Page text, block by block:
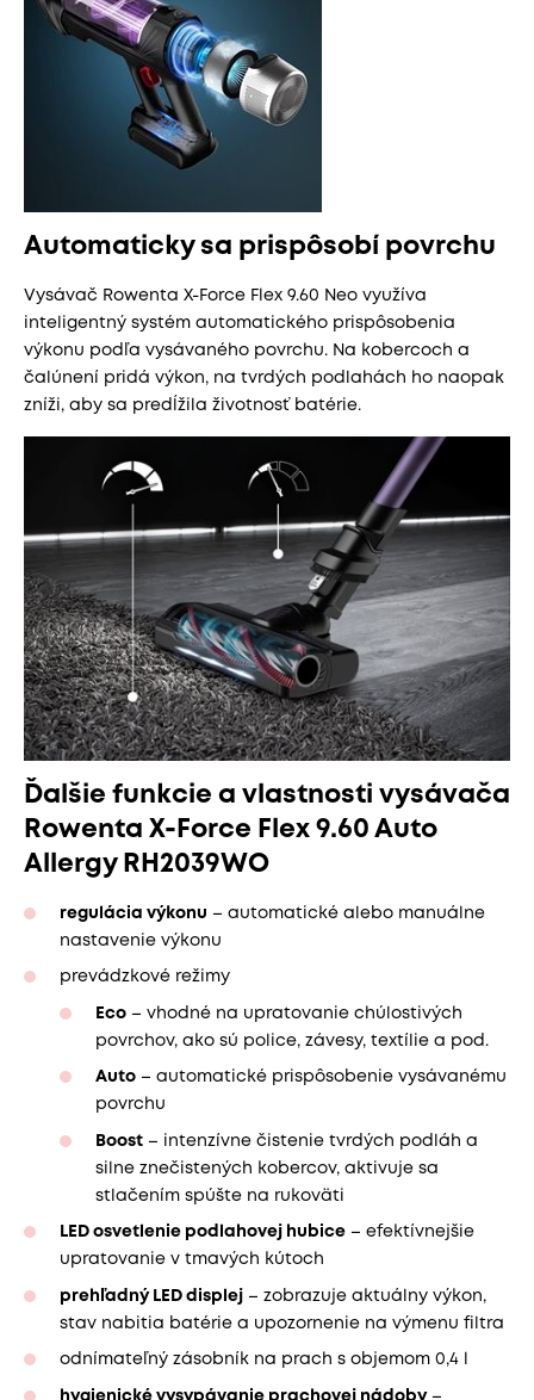
Automaticky sa prispôsobí povrchu
Vysávač Rowenta X-Force Flex 9.60 Neo využíva
inteligentný systém automatického prispôsobenia
výkonu podľa vysávaného povrchu. Na kobercoch a
čalúnení pridá výkon, na tvrdých podlahách ho naopak
zníži, aby sa predĺžila životnosť batérie.
Ďalšie funkcie a vlastnosti vysávača
Rowenta X-Force Flex 9.60 Auto
Allergy RH2039WO
regulácia výkonu – automatické alebo manuálne
nastavenie výkonu
prevádzkové režimy
Eco – vhodné na upratovanie chúlostivých
povrchov, ako sú police, závesy, textílie a pod.
Auto – automatické prispôsobenie vysávanému
povrchu
Boost – intenzívne čistenie tvrdých podláh a
silne znečistených kobercov, aktivuje sa
stlačením spúšte na rukoväti
LED osvetlenie podlahovej hubice – efektívnejšie
upratovanie v tmavých kútoch
prehľadný LED displej – zobrazuje aktuálny výkon,
stav nabitia batérie a upozornenie na výmenu filtra
odnímateľný zásobník na prach s objemom 0,4 l
hygienické vysypávanie prachovej nádoby–